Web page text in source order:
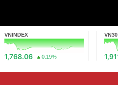
VNINDEX
1,768.06 0.19%
VN30